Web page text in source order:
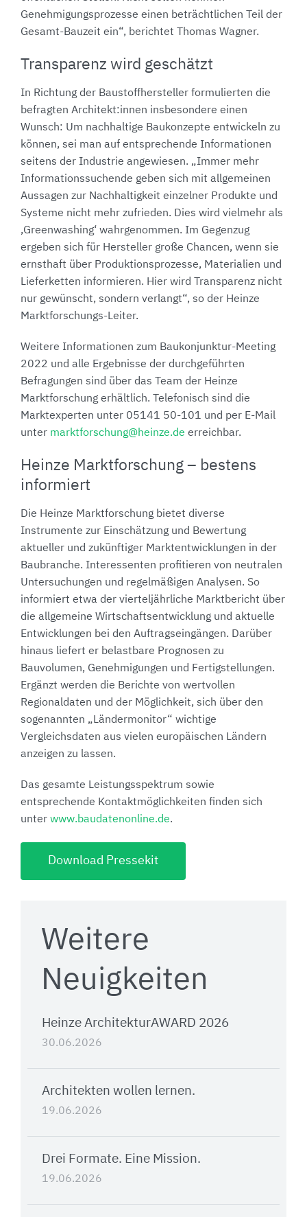
Genehmigungsprozesse einen beträchtlichen Teil der
Gesamt-Bauzeit ein“, berichtet Thomas Wagner.
Transparenz wird geschätzt
In Richtung der Baustoffhersteller formulierten die
befragten Architekt:innen insbesondere einen
Wunsch: Um nachhaltige Baukonzepte entwickeln zu
können, sei man auf entsprechende Informationen
seitens der Industrie angewiesen. „Immer mehr
Informationssuchende geben sich mit allgemeinen
Aussagen zur Nachhaltigkeit einzelner Produkte und
Systeme nicht mehr zufrieden. Dies wird vielmehr als
,Greenwashing‘ wahrgenommen. Im Gegenzug
ergeben sich für Hersteller große Chancen, wenn sie
ernsthaft über Produktionsprozesse, Materialien und
Lieferketten informieren. Hier wird Transparenz nicht
nur gewünscht, sondern verlangt“, so der Heinze
Marktforschungs-Leiter.
Weitere Informationen zum Baukonjunktur-Meeting
2022 und alle Ergebnisse der durchgeführten
Befragungen sind über das Team der Heinze
Marktforschung erhältlich. Telefonisch sind die
Marktexperten unter 05141 50-101 und per E-Mail
unter marktforschung@heinze.de erreichbar.
Heinze Marktforschung – bestens
informiert
Die Heinze Marktforschung bietet diverse
Instrumente zur Einschätzung und Bewertung
aktueller und zukünftiger Marktentwicklungen in der
Baubranche. Interessenten profitieren von neutralen
Untersuchungen und regelmäßigen Analysen. So
informiert etwa der vierteljährliche Marktbericht über
die allgemeine Wirtschaftsentwicklung und aktuelle
Entwicklungen bei den Auftragseingängen. Darüber
hinaus liefert er belastbare Prognosen zu
Bauvolumen, Genehmigungen und Fertigstellungen.
Ergänzt werden die Berichte von wertvollen
Regionaldaten und der Möglichkeit, sich über den
sogenannten „Ländermonitor“ wichtige
Vergleichsdaten aus vielen europäischen Ländern
anzeigen zu lassen.
Das gesamte Leistungsspektrum sowie
entsprechende Kontaktmöglichkeiten finden sich
unter www.baudatenonline.de.
Download Pressekit
Weitere
Neuigkeiten
Heinze ArchitekturAWARD 2026
30.06.2026
Architekten wollen lernen.
19.06.2026
Drei Formate. Eine Mission.
19.06.2026